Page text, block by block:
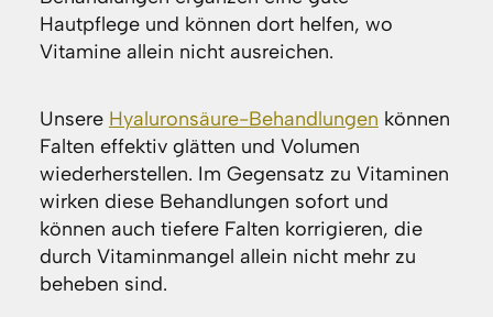
Hautpflege und können dort helfen, wo
Vitamine allein nicht ausreichen.
Unsere Hyaluronsäure-Behandlungen können
Falten effektiv glätten und Volumen
wiederherstellen. Im Gegensatz zu Vitaminen
wirken diese Behandlungen sofort und
können auch tiefere Falten korrigieren, die
durch Vitaminmangel allein nicht mehr zu
beheben sind.